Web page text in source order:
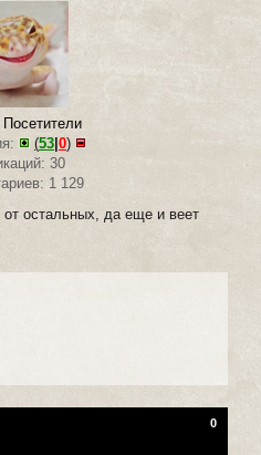
Посетители
(53 0)
30
1 129
от остальных, да еще и веет
0